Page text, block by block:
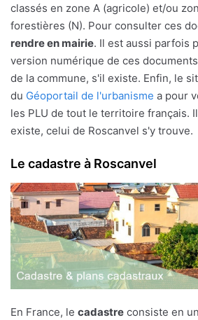
classés en zone A (agricole) et/ou
forestières (N). Pour consulter ces
rendre en mairie. Il est aussi parfois
version numérique de ces
de la commune, s'il existe. Enfin, le
du Géoportail de l'urbanisme a pour
les PLU de tout le territoire français.
existe, celui de Roscanvel s'y trouve.
Le cadastre à Roscanvel
En France, le cadastre consiste en